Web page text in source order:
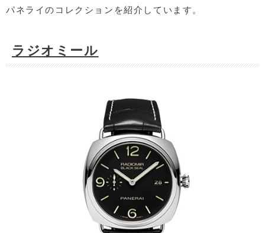
パネライのコレクションを紹介しています。
ラジオミール